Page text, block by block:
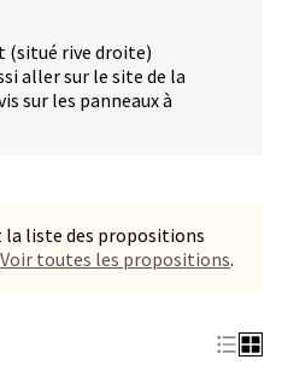
(situé rive droite)
aller sur le site de la
sur les panneaux à
la liste des propositions
Voir toutes les propositions.